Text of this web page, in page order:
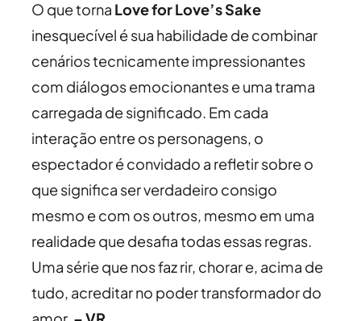
O que torna Love for Love’s Sake
inesquecível é sua habilidade de combinar
cenários tecnicamente impressionantes
com diálogos emocionantes e uma trama
carregada de significado. Em cada
interação entre os personagens, o
espectador é convidado a refletir sobre o
que significa ser verdadeiro consigo
mesmo e com os outros, mesmo em uma
realidade que desafia todas essas regras.
Uma série que nos faz rir, chorar e, acima de
tudo, acreditar no poder transformador do